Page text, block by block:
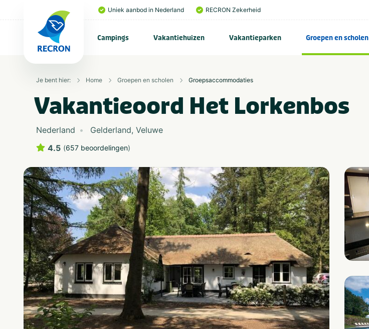
Uniek aanbod in Nederland RECRON Zekerheid
Campings Vakantiehuizen Vakantieparken Groepen en scholen
Je bent hier: Home Groepen en scholen Groepsaccommodaties
Vakantieoord Het Lorkenbos
Nederland Gelderland, Veluwe
4.5 (657 beoordelingen)